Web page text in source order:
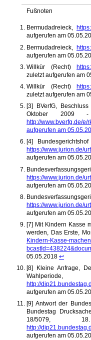
Fußnoten
Bermudadreieck,
aufgerufen am
Bermudadreieck,
aufgerufen am
Willkür (Recht)
zuletzt aufgerufen am
Willkür (Recht)
zuletzt aufgerufen am
[3] BVerfG,
Oktober
http://
aufgerufen am
[4]
https://www.jurion.de/
aufgerufen am
https://www.jurion.de/
aufgerufen am
https://www.jurion.de/
aufgerufen am
[7] Mit Kindern Kasse
werden, Das Erste,
Kindern-Kasse-
05.05.2018 ↩
[8] Kleine Anfrage,
http://
aufgerufen am
[9] Antwort der
Bundestag
18/5079,
http://
aufgerufen am